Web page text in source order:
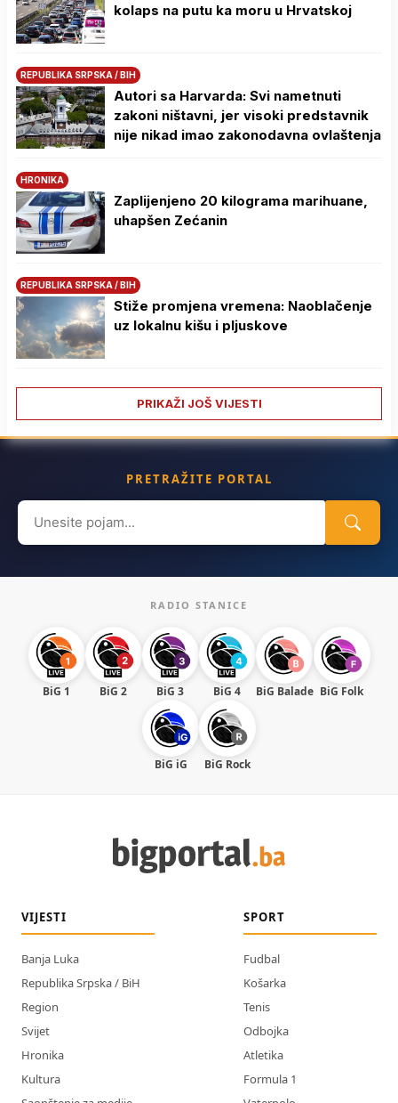
kolaps na putu ka moru u Hrvatskoj
REPUBLIKA SRPSKA / BIH
Autori sa Harvarda: Svi nametnuti
zakoni ništavni, jer visoki predstavnik
nije nikad imao zakonodavna ovlaštenja
HRONIKA
Zaplijenjeno 20 kilograma marihuane,
uhapšen Zećanin
REPUBLIKA SRPSKA / BIH
Stiže promjena vremena: Naoblačenje
uz lokalnu kišu i pljuskove
PRIKAŽI JOŠ VIJESTI
PRETRAŽITE PORTAL
Search
for:
RADIO STANICE
BiG 1 BiG 2 BiG 3 BiG 4 BiG Balade BiG Folk
BiG iG BiG Rock
VIJESTI
Banja Luka
Republika Srpska / BiH
Region
Svijet
Hronika
Kultura
SPORT
Fudbal
Košarka
Tenis
Odbojka
Atletika
Formula 1